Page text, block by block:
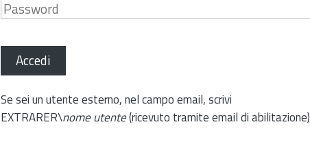
Accedi
Se sei un utente esterno, nel campo email, scrivi
EXTRARER\nome utente(ricevuto tramite email di abilitazione)